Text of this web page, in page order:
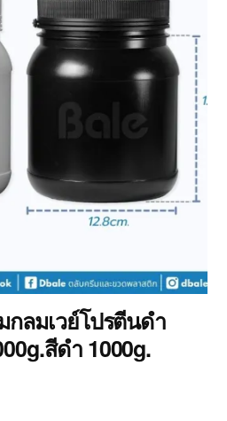
กลมเวย์โปรตีนดำ
สีดำ 1000g.